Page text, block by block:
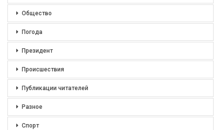
Общество
Погода
Президент
Происшествия
Публикации читателей
Разное
Спорт